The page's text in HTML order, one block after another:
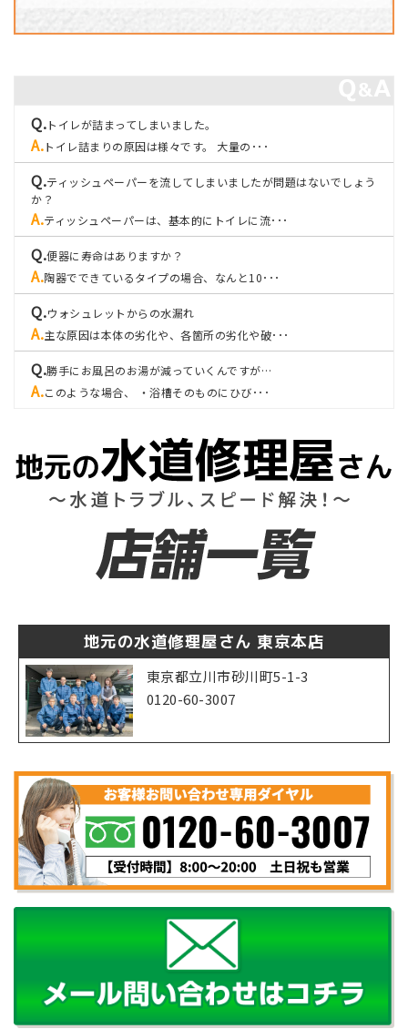
トイレが詰まってしまいました。
トイレ詰まりの原因は様々です。 大量の･･･
ティッシュペーパーを流してしまいましたが問題はないでしょう
か？
ティッシュペーパーは、基本的にトイレに流･･･
便器に寿命はありますか？
陶器でできているタイプの場合、なんと10･･･
ウォシュレットからの水漏れ
主な原因は本体の劣化や、各箇所の劣化や破･･･
勝手にお風呂のお湯が減っていくんですが…
このような場合、 ・浴槽そのものにひび･･･
地元の水道修理屋さん 東京本店
東京都立川市砂川町5-1-3
0120-60-3007